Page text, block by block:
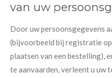
van uw
Door uw persoonsgegevens
(bijvoorbeeld bij registratie
plaatsen van een bestelling),
te aanvaarden, verleent u uw